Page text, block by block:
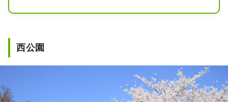
る山形市随一の桜の名所となってい
には「最上義光歴史館」や「山形美術
西公園